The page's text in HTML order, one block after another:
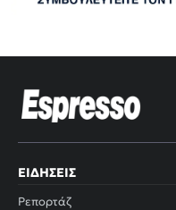
ΕΙΔΉΣΕΙΣ
Ρεπορτάζ